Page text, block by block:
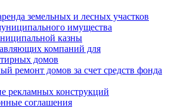
земельных и лесных участков
имущества
казны
компаний для
домов
ремонт домов за счет средств фонда
рекламных конструкций
соглашения